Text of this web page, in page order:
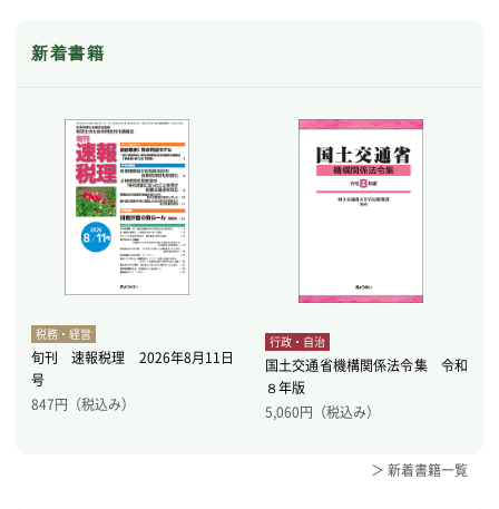
新着書籍
税務・経営
旬刊 速報税理 2026年8月11日
号
847円（税込み）
行政・自治
国土交通省機構関係法令集 令和
８年版
5,060円（税込み）
＞ 新着書籍一覧